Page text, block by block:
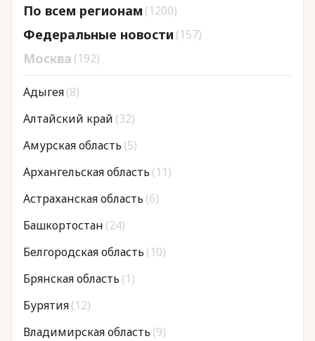
По всем регионам (1200)
Федеральные новости (157)
Москва (192)
Адыгея(8)
Алтайский край (32)
Амурская область (5)
Архангельская область (11)
Астраханская область (6)
Башкортостан (24)
Белгородская область (10)
Брянская область (1)
Бурятия(12)
Владимирская область (9)
Стать членом Ассоциации ветеранов СВО
Юридическая помощь
Региональные меры поддержки